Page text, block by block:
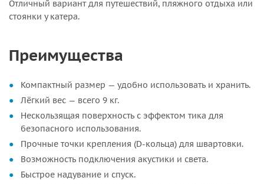
Отличный вариант для путешествий, пляжного отдыха или
стоянки у катера.
Преимущества
Компактный размер — удобно использовать и хранить.
Лёгкий вес — всего 9 кг.
Нескользящая поверхность с эффектом тика для
безопасного использования.
Прочные точки крепления (D-кольца) для швартовки.
Возможность подключения акустики и света.
Быстрое надувание и спуск.